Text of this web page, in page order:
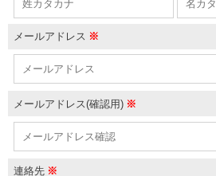
メールアドレス ※
メールアドレス(確認用) ※
連絡先 ※